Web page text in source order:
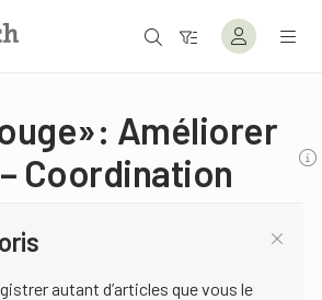
Améliorer
Coordination
autant d’articles que vous le